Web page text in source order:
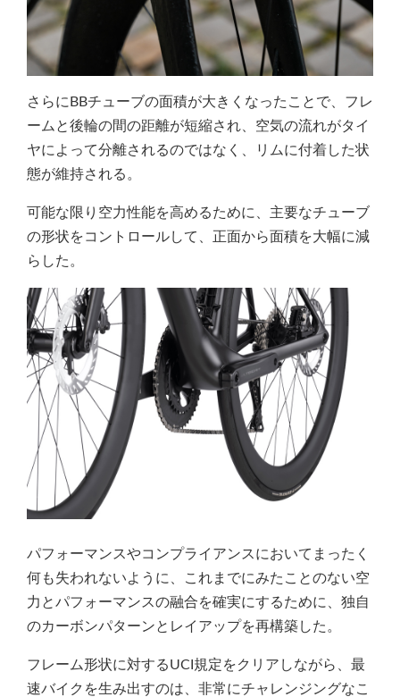
さらにBBチューブの面積が大きくなったことで、フレ
ームと後輪の間の距離が短縮され、空気の流れがタイ
ヤによって分離されるのではなく、リムに付着した状
態が維持される。
可能な限り空力性能を高めるために、主要なチューブ
の形状をコントロールして、正面から面積を大幅に減
らした。
パフォーマンスやコンプライアンスにおいてまったく
何も失われないように、これまでにみたことのない空
力とパフォーマンスの融合を確実にするために、独自
のカーボンパターンとレイアップを再構築した。
フレーム形状に対するUCI規定をクリアしながら、最
速バイクを生み出すのは、非常にチャレンジングなこ